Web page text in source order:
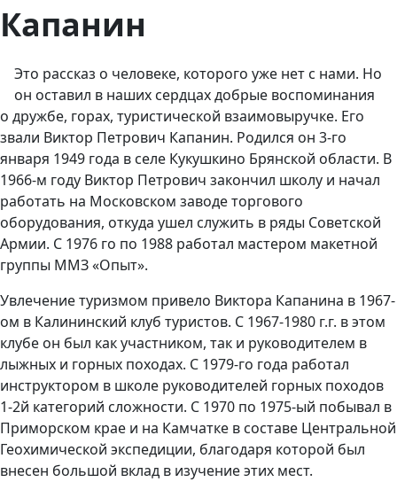
Капанин
Это рассказ о человеке, которого уже нет с нами. Но
он оставил в наших сердцах добрые воспоминания
о дружбе, горах, туристической взаимовыручке. Его
звали Виктор Петрович Капанин. Родился он 3-го
января 1949 года в селе Кукушкино Брянской области. В
1966-м году Виктор Петрович закончил школу и начал
работать на Московском заводе торгового
оборудования, откуда ушел служить в ряды Советской
Армии. С 1976 го по 1988 работал мастером макетной
группы ММЗ «Опыт».
Увлечение туризмом привело Виктора Капанина в 1967-
ом в Калининский клуб туристов. С 1967-1980 г.г. в этом
клубе он был как участником, так и руководителем в
лыжных и горных походах. С 1979-го года работал
инструктором в школе руководителей горных походов
1-2й категорий сложности. С 1970 по 1975-ый побывал в
Приморском крае и на Камчатке в составе Центральной
Геохимической экспедиции, благодаря которой был
внесен большой вклад в изучение этих мест.